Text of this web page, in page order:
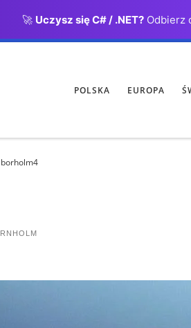
🚀 Uczysz się C# / .NET?Odbierz
POLSKA EUROPA
borholm4